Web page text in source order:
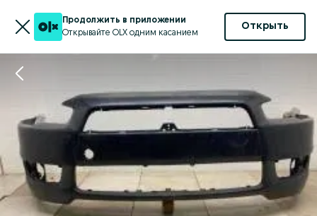
Продолжить в приложении
Открывайте OLX одним касанием
Открыть